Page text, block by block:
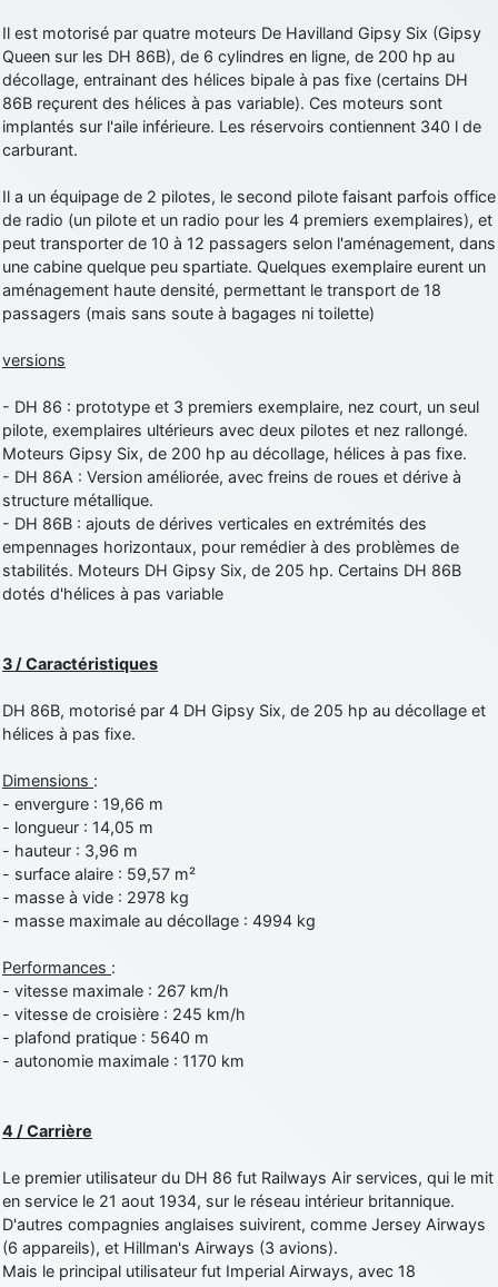
Il est motorisé par quatre moteurs De Havilland Gipsy Six (Gipsy
Queen sur les DH 86B), de 6 cylindres en ligne, de 200 hp au
décollage, entrainant des hélices bipale à pas fixe (certains DH
86B reçurent des hélices à pas variable). Ces moteurs sont
implantés sur l'aile inférieure. Les réservoirs contiennent 340 l de
carburant.
Il a un équipage de 2 pilotes, le second pilote faisant parfois office
de radio (un pilote et un radio pour les 4 premiers exemplaires), et
peut transporter de 10 à 12 passagers selon l'aménagement, dans
une cabine quelque peu spartiate. Quelques exemplaire eurent un
aménagement haute densité, permettant le transport de 18
passagers (mais sans soute à bagages ni toilette)
versions
- DH 86 : prototype et 3 premiers exemplaire, nez court, un seul
pilote, exemplaires ultérieurs avec deux pilotes et nez rallongé.
Moteurs Gipsy Six, de 200 hp au décollage, hélices à pas fixe.
- DH 86A : Version améliorée, avec freins de roues et dérive à
structure métallique.
- DH 86B : ajouts de dérives verticales en extrémités des
empennages horizontaux, pour remédier à des problèmes de
stabilités. Moteurs DH Gipsy Six, de 205 hp. Certains DH 86B
dotés d'hélices à pas variable
3 / Caractéristiques
DH 86B, motorisé par 4 DH Gipsy Six, de 205 hp au décollage et
hélices à pas fixe.
Dimensions :
- envergure : 19,66 m
- longueur : 14,05 m
- hauteur : 3,96 m
- surface alaire : 59,57 m²
- masse à vide : 2978 kg
- masse maximale au décollage : 4994 kg
Performances :
- vitesse maximale : 267 km/h
- vitesse de croisière : 245 km/h
- plafond pratique : 5640 m
- autonomie maximale : 1170 km
4 / Carrière
Le premier utilisateur du DH 86 fut Railways Air services, qui le mit
en service le 21 aout 1934, sur le réseau intérieur britannique.
D'autres compagnies anglaises suivirent, comme Jersey Airways
(6 appareils), et Hillman's Airways (3 avions).
Mais le principal utilisateur fut Imperial Airways, avec 18